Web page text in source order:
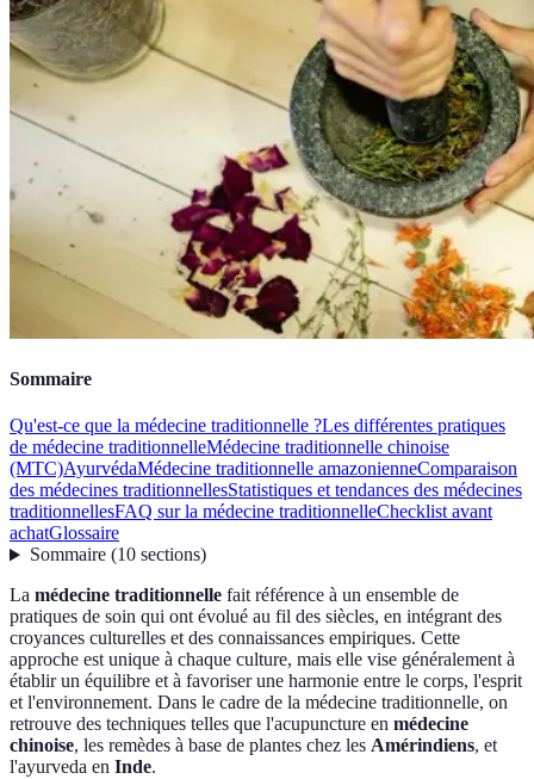
Sommaire
Qu'est-ce que la médecine traditionnelle ?Les différentes pratiques
de médecine traditionnelleMédecine traditionnelle chinoise
(MTC)AyurvédaMédecine traditionnelle amazonienneComparaison
des médecines traditionnellesStatistiques et tendances des médecines
traditionnellesFAQ sur la médecine traditionnelleChecklist avant
achatGlossaire
Sommaire(10 sections)
La médecine traditionnelle fait référence à un ensemble de
pratiques de soin qui ont évolué au fil des siècles, en intégrant des
croyances culturelles et des connaissances empiriques. Cette
approche est unique à chaque culture, mais elle vise généralement à
établir un équilibre et à favoriser une harmonie entre le corps, l'esprit
et l'environnement. Dans le cadre de la médecine traditionnelle, on
retrouve des techniques telles que l'acupuncture en médecine
chinoise, les remèdes à base de plantes chez les Amérindiens, et
l'ayurveda en Inde.